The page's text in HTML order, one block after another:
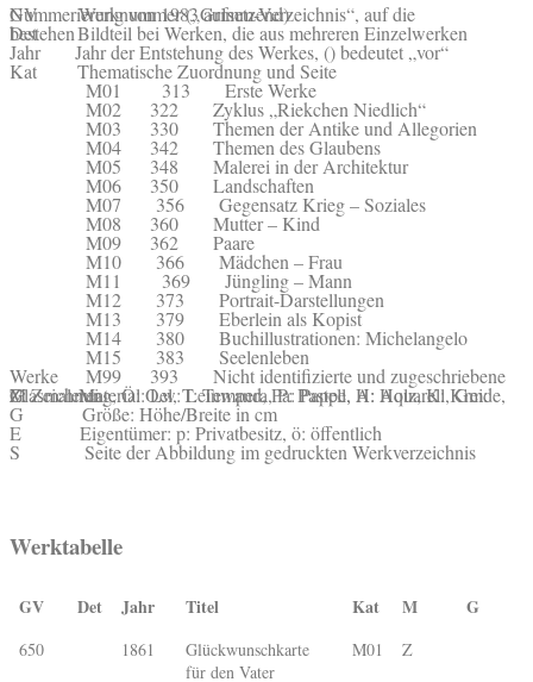
GV Werknummer („Grimm-Verzeichnis“, auf die Nummerierung von 1983 aufsetzend)
Det Bildteil bei Werken, die aus mehreren Einzelwerken bestehen
Jahr Jahr der Entstehung des Werkes, () bedeutet „vor“
Kat Thematische Zuordnung und Seite
M01 313 Erste Werke
M02 322 Zyklus „Riekchen Niedlich“
M03 330 Themen der Antike und Allegorien
M04 342 Themen des Glaubens
M05 348 Malerei in der Architektur
M06 350 Landschaften
M07 356 Gegensatz Krieg – Soziales
M08 360 Mutter – Kind
M09 362 Paare
M10 366 Mädchen – Frau
M11 369 Jüngling – Mann
M12 373 Portrait-Darstellungen
M13 379 Eberlein als Kopist
M14 380 Buchillustrationen: Michelangelo
M15 383 Seelenleben
M99 393 Nicht identifizierte und zugeschriebene Werke
M Material: Lw: Leinwand, Pa: Pappe, H: Holz, K: Kreide, Z: Zeichnung, Ö: Oel, T: Tempera, P: Pastell, A: Aquarell, Gm: Glasmalerei
G Größe: Höhe/Breite in cm
E Eigentümer: p: Privatbesitz, ö: öffentlich
S Seite der Abbildung im gedruckten Werkverzeichnis
Werktabelle
GV Det Jahr Titel Kat M G
650 1861
Glückwunschkarte
für den Vater
M01 Z